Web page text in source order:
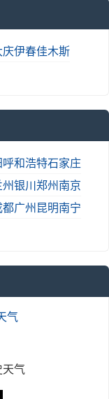
庆伊春佳木斯
呼和浩特石家庄
州银川郑州南京
都广州昆明南宁
气
气